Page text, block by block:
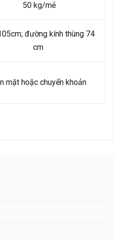
50 kg/mẻ
đường kính thùng 74
cm
mặt hoặc chuyển khoản